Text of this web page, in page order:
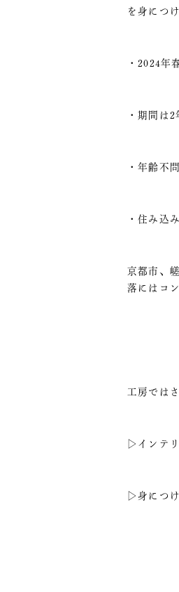
を身につ
・2024年
・期間は
・年齢不問
・住み込
京都市、
落にはコ
工房では
▷インテ
▷身につ